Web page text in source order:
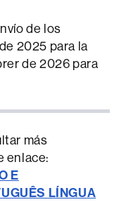
de los
2025 para la
de 2026 para
más
enlace:
E
LÍNGUA